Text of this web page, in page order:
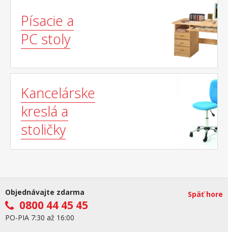
Písacie a
PC stoly
Kancelárske
kreslá a
stoličky
Objednávajte zdarma
0800 44 45 45
PO-PIA 7:30 až 16:00
Späť hore